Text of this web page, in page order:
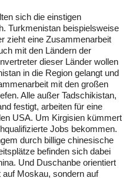
sich die einstigen
Turkmenistan beispielsweise
zieht eine Zusammenarbeit
mit den Ländern der
dieser Länder wollen
in die Region gelangt und
mit den großen
Alle außer Tadschikistan,
festigt, arbeiten für eine
USA. Um Kirgisien kümmert
Jobs bekommen.
durch billige chinesische
befinden sich dabei
Und Duschanbe orientiert
Moskau, sondern auf